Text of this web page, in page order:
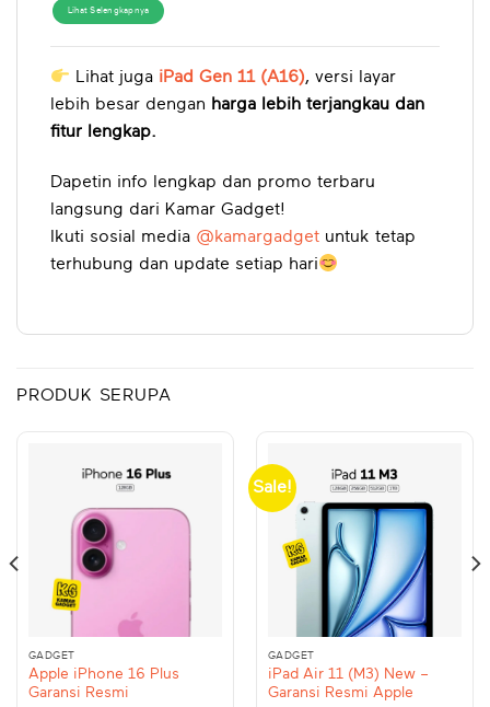
Lihat Selengkapnya
Lihat juga iPad Gen 11 (A16), versi layar
lebih besar dengan harga lebih terjangkau dan
fitur lengkap.
Dapetin info lengkap dan promo terbaru
langsung dari Kamar Gadget!
Ikuti sosial media @kamargadget untuk tetap
terhubung dan update setiap hari
PRODUK SERUPA
GADGET
Apple iPhone 16 Plus
Garansi Resmi
Sale!
GADGET
iPad Air 11 (M3) New –
Garansi Resmi Apple